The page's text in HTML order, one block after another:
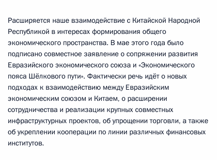
Расширяется наше взаимодействие с Китайской Народной
Республикой в интересах формирования общего
экономического пространства. В мае этого года было
подписано совместное заявление о сопряжении развития
Евразийского экономического союза и «Экономического
пояса Шёлкового пути». Фактически речь идёт о новых
подходах к взаимодействию между Евразийским
экономическим союзом и Китаем, о расширении
сотрудничества и реализации крупных совместных
инфраструктурных проектов, об упрощении торговли, а также
об укреплении кооперации по линии различных финансовых
институтов.